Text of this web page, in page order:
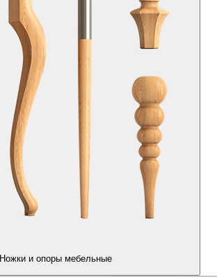
Ножки и опоры мебельные